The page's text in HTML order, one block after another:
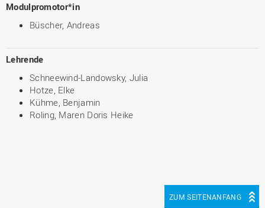
Modulpromotor*in
Büscher, Andreas
Lehrende
Schneewind-Landowsky, Julia
Hotze, Elke
Kühme, Benjamin
Roling, Maren Doris Heike
ZUM SEITENANFANG